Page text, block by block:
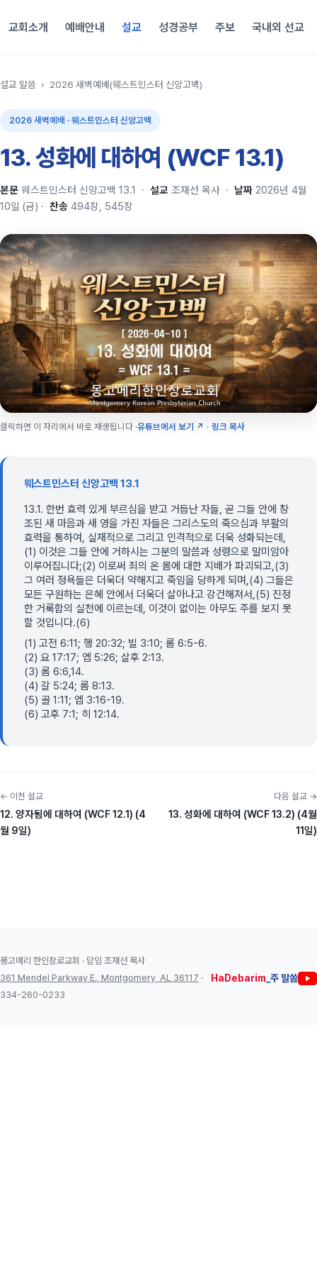
교회소개 예배안내 설교 성경공부 주보 국내외 선교
설교 말씀 › 2026 새벽예배(웨스트민스터 신앙고백)
2026 새벽예배 · 웨스트민스터 신앙고백
13. 성화에 대하여 (WCF 13.1)
본문 웨스트민스터 신앙고백 13.1 · 설교 조재선 목사 · 날짜 2026년 4월
10일 (금) · 찬송 494장, 545장
클릭하면 이 자리에서 바로 재생됩니다 ·유튜브에서 보기 ↗ · 링크 복사
웨스트민스터 신앙고백 13.1
13.1. 한번 효력 있게 부르심을 받고 거듭난 자들, 곧 그들 안에 창
조된 새 마음과 새 영을 가진 자들은 그리스도의 죽으심과 부활의
효력을 통하여, 실재적으로 그리고 인격적으로 더욱 성화되는데,
(1) 이것은 그들 안에 거하시는 그분의 말씀과 성령으로 말미암아
이루어집니다;(2) 이로써 죄의 온 몸에 대한 지배가 파괴되고,(3)
그 여러 정욕들은 더욱더 약해지고 죽임을 당하게 되며,(4) 그들은
모든 구원하는 은혜 안에서 더욱더 살아나고 강건해져서,(5) 진정
한 거룩함의 실천에 이르는데, 이것이 없이는 아무도 주를 보지 못
할 것입니다.(6)
(1) 고전 6:11; 행 20:32; 빌 3:10; 롬 6:5-6.
(2) 요 17:17; 엡 5:26; 살후 2:13.
(3) 롬 6:6,14.
(4) 갈 5:24; 롬 8:13.
(5) 골 1:11; 엡 3:16-19.
(6) 고후 7:1; 히 12:14.
← 이전 설교
12. 양자됨에 대하여 (WCF 12.1) (4
월 9일)
다음 설교 →
13. 성화에 대하여 (WCF 13.2) (4월
11일)
몽고메리 한인장로교회 · 담임 조재선 목사
361 Mendel Parkway E., Montgomery, AL 36117 ·
334-260-0233
HaDebarim _주 말씀